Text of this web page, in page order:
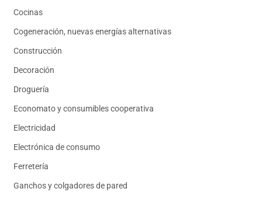
Cocinas
Cogeneración, nuevas energías alternativas
Construcción
Decoración
Droguería
Economato y consumibles cooperativa
Electricidad
Electrónica de consumo
Ferretería
Ganchos y colgadores de pared